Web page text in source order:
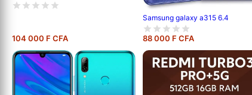
104 000 F CFA
Samsung galaxy a315 6.4
88 000 F CFA